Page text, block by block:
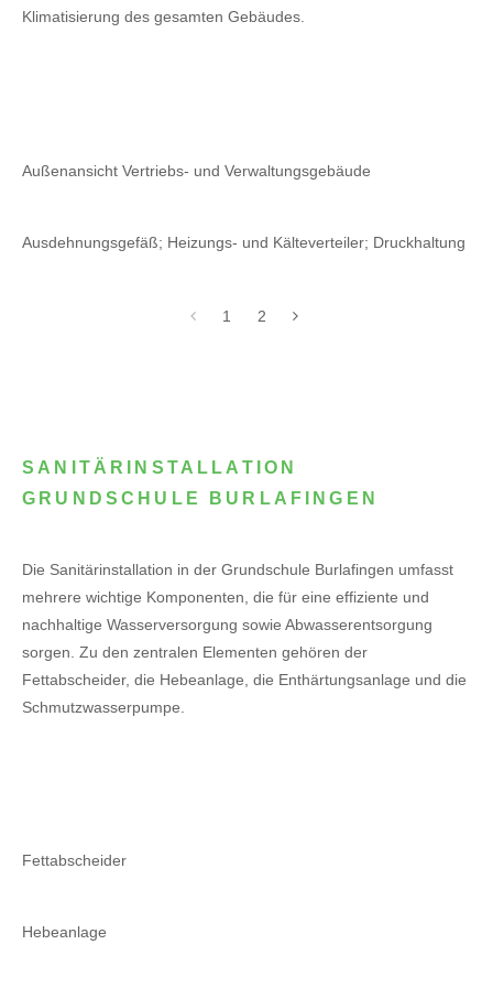
Klimatisierung des gesamten Gebäudes.
Außenansicht Vertriebs- und Verwaltungsgebäude
Ausdehnungsgefäß; Heizungs- und Kälteverteiler; Druckhaltung
1 2
SANITÄRINSTALLATION
GRUNDSCHULE BURLAFINGEN
Die Sanitärinstallation in der Grundschule Burlafingen umfasst
mehrere wichtige Komponenten, die für eine effiziente und
nachhaltige Wasserversorgung sowie Abwasserentsorgung
sorgen. Zu den zentralen Elementen gehören der
Fettabscheider, die Hebeanlage, die Enthärtungsanlage und die
Schmutzwasserpumpe.
Fettabscheider
Hebeanlage